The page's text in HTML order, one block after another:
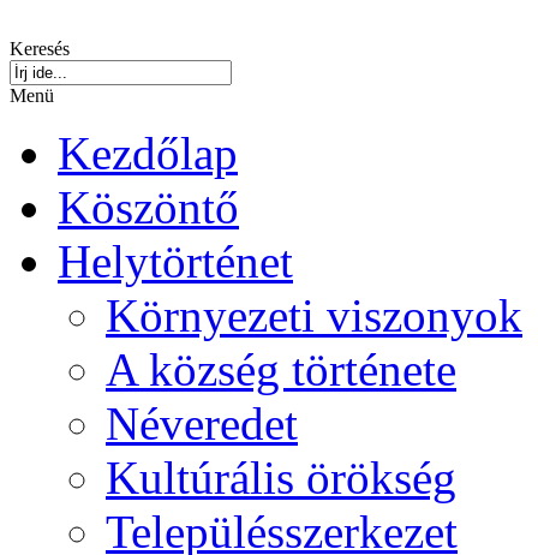
Keresés
Menü
Kezdőlap
Köszöntő
Helytörténet
Környezeti viszonyok
A község története
Néveredet
Kultúrális örökség
Településszerkezet